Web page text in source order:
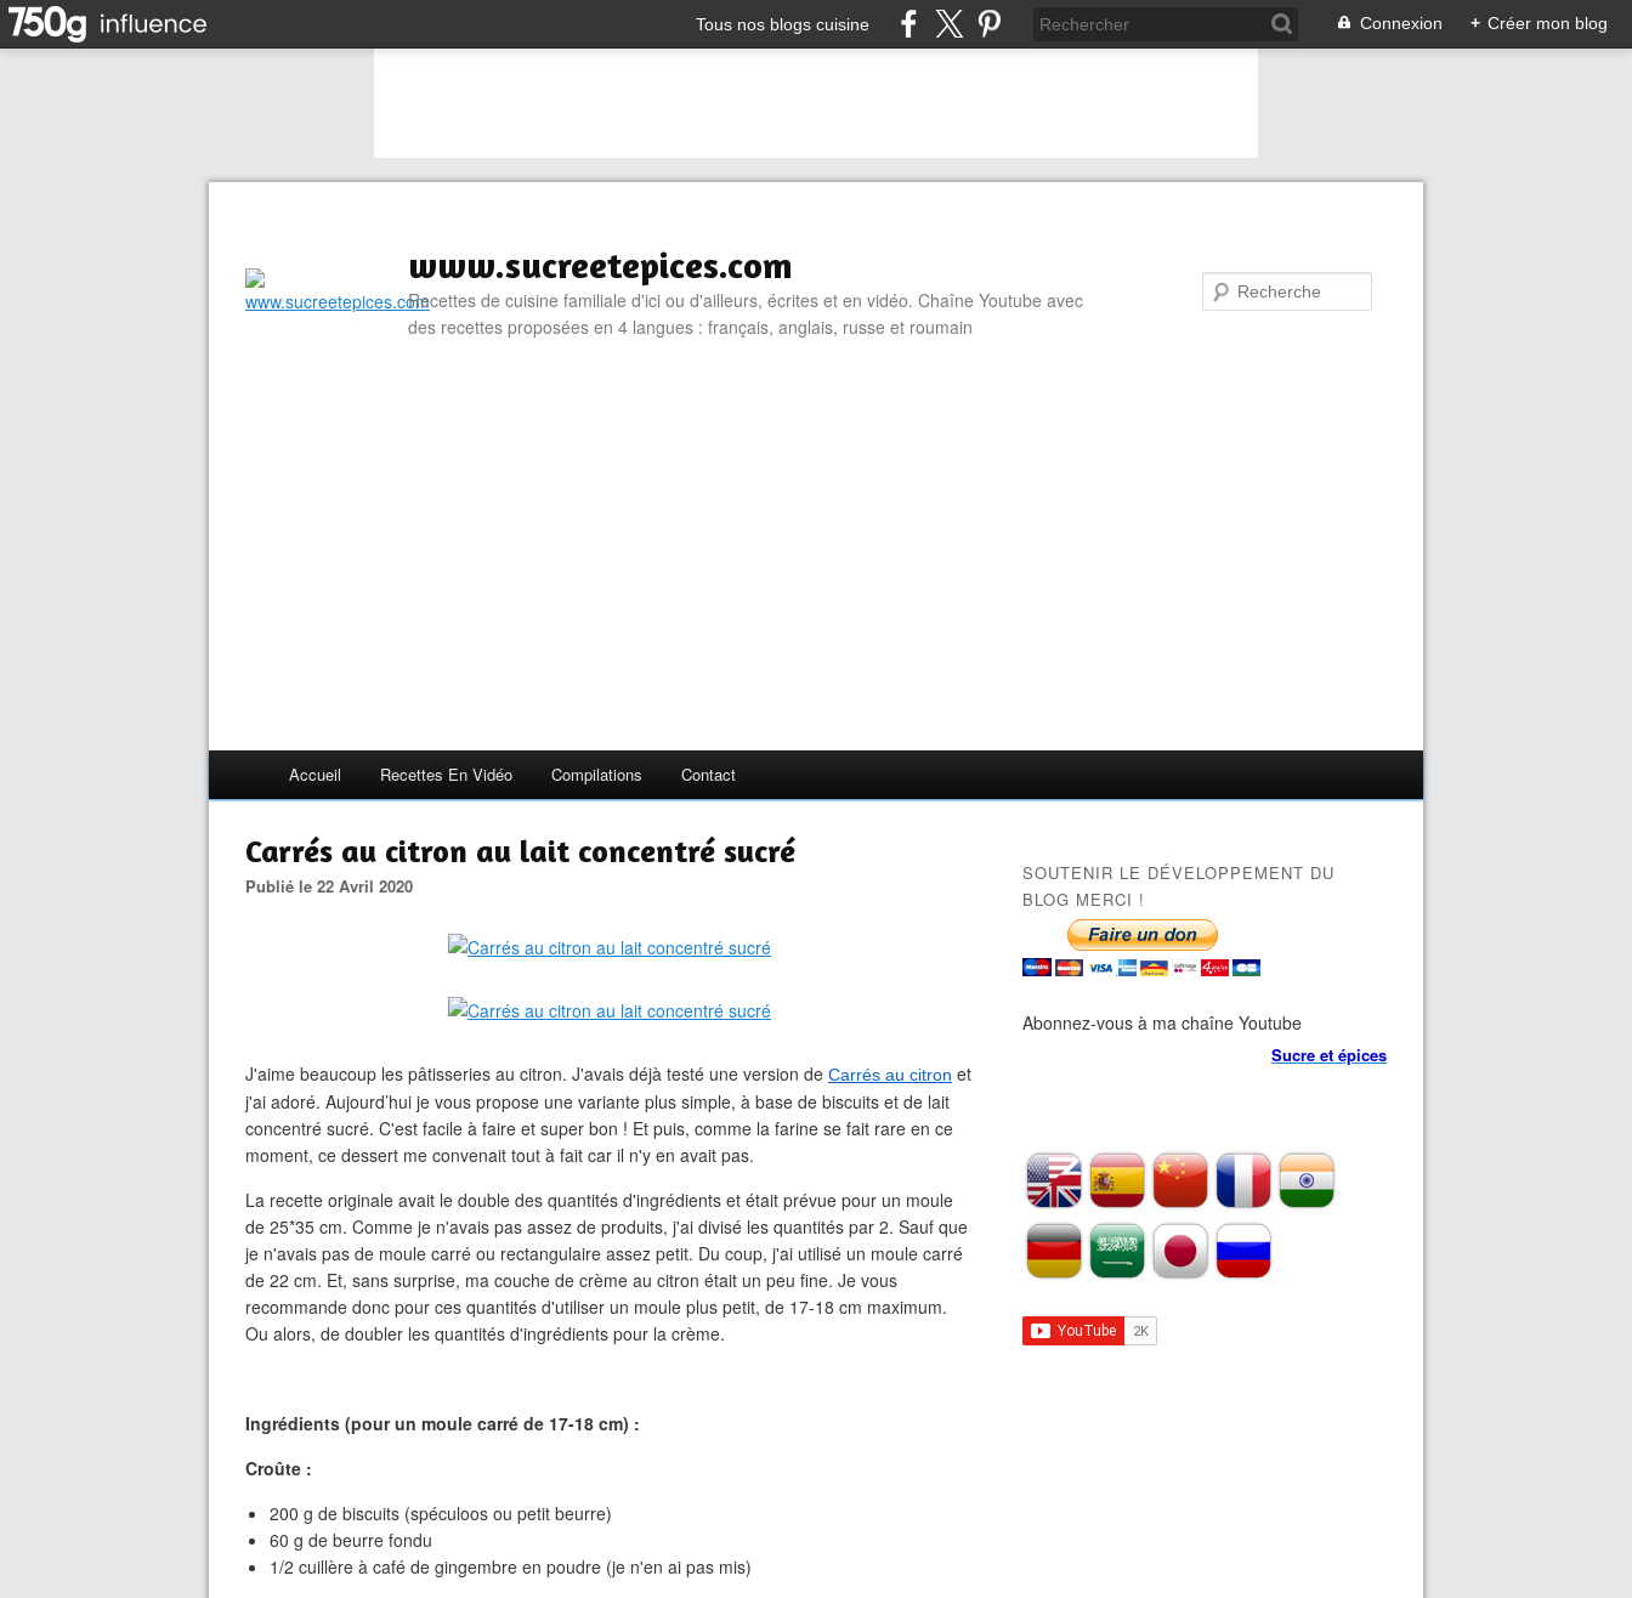
Tous nos blogs cuisine Connexion + Créer mon blog
www.sucreetepices.com
Recettes de cuisine familiale d'ici ou d'ailleurs, écrites et en vidéo. Chaîne Youtube avec
des recettes proposées en 4 langues : français, anglais, russe et roumain
Accueil Recettes En Vidéo Compilations Contact
Carrés au citron au lait concentré sucré
Publié le 22 Avril 2020
J'aime beaucoup les pâtisseries au citron. J'avais déjà testé une version de Carrés au citron et
j'ai adoré. Aujourd’hui je vous propose une variante plus simple, à base de biscuits et de lait
concentré sucré. C'est facile à faire et super bon ! Et puis, comme la farine se fait rare en ce
moment, ce dessert me convenait tout à fait car il n'y en avait pas.
La recette originale avait le double des quantités d'ingrédients et était prévue pour un moule
de 25*35 cm. Comme je n'avais pas assez de produits, j'ai divisé les quantités par 2. Sauf que
je n'avais pas de moule carré ou rectangulaire assez petit. Du coup, j'ai utilisé un moule carré
de 22 cm. Et, sans surprise, ma couche de crème au citron était un peu fine. Je vous
recommande donc pour ces quantités d'utiliser un moule plus petit, de 17-18 cm maximum.
Ou alors, de doubler les quantités d'ingrédients pour la crème.
Ingrédients (pour un moule carré de 17-18 cm) :
Croûte :
200 g de biscuits (spéculoos ou petit beurre)
60 g de beurre fondu
1/2 cuillère à café de gingembre en poudre (je n'en ai pas mis)
SOUTENIR LE DÉVELOPPEMENT DU
BLOG MERCI !
Abonnez-vous à ma chaîne Youtube
Sucre et épices